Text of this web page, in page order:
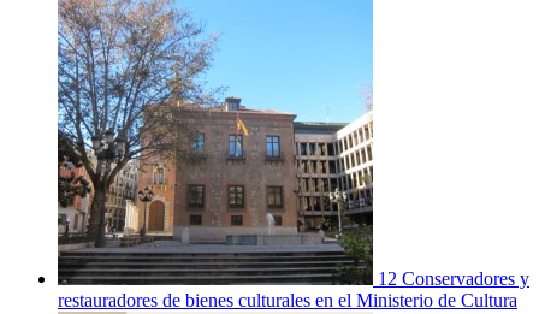
12 Conservadores y
restauradores de bienes culturales en el Ministerio de Cultura